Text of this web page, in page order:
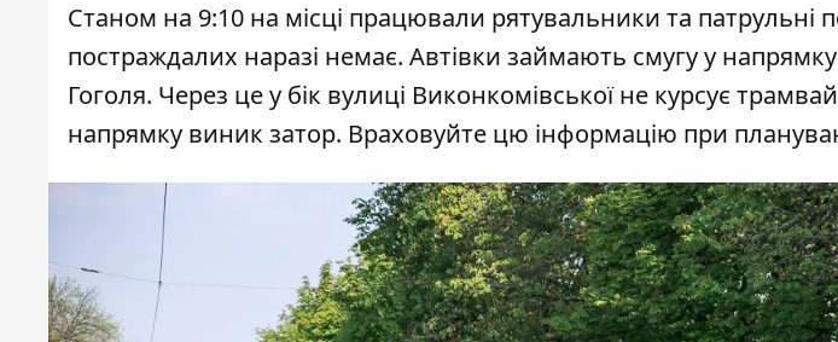
Станом на 9:10 на місці працювали рятувальники та патрульні
постраждалих наразі немає. Автівки займають смугу у
Гоголя. Через це у бік вулиці Виконкомівської не курсує
напрямку виник затор. Враховуйте цю інформацію при